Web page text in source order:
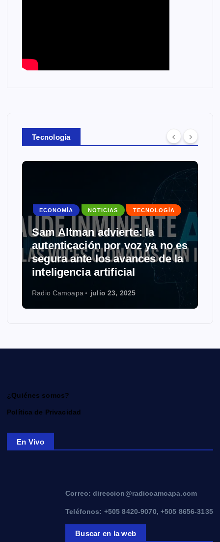
Tecnología
ECONOMÍA NOTICIAS TECNOLOGÍA
Sam Altman advierte: la
autenticación por voz ya no es
segura ante los avances de la
inteligencia artificial
Radio Camoapa julio 23, 2025
¿Quiénes somos?
Política de Privacidad
En Vivo
Correo: direccion@radiocamoapa.com
Teléfonos: +505 8420-9070, +505 8656-3135
Buscar en la web